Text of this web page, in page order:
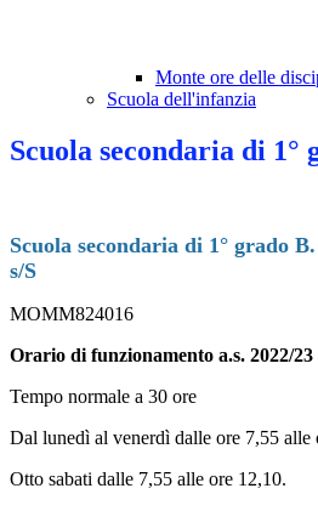
Monte ore delle
Scuola dell'infanzia
Scuola secondaria di 1°
Scuola secondaria di 1° grado
s/S
MOMM824016
Orario di funzionamento a.s. 2022/23
Tempo normale a 30 ore
Dal lunedì al venerdì dalle ore 7,55 alle
Otto sabati dalle 7,55 alle ore 12,10.